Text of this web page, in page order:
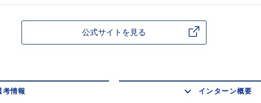
公式サイトを見る
考情報 インターン概要